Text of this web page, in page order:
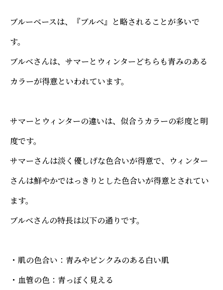
ブルーベースは、『ブルベ』と略されることが多いで
す。
ブルベさんは、サマーとウィンターどちらも青みのある
カラーが得意といわれています。
サマーとウィンターの違いは、似合うカラーの彩度と明
度です。
サマーさんは淡く優しげな色合いが得意で、ウィンター
さんは鮮やかではっきりとした色合いが得意とされてい
ます。
ブルベさんの特長は以下の通りです。
・肌の色合い：青みやピンクみのある白い肌
・血管の色：青っぽく見える